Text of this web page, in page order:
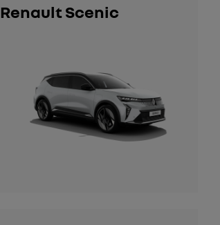
Renault Scenic